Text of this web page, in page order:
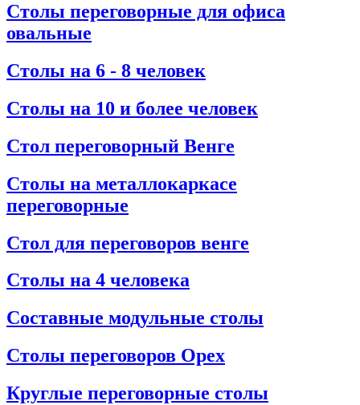
Столы переговорные для офиса
овальные
Столы на 6 - 8 человек
Столы на 10 и более человек
Стол переговорный Венге
Столы на металлокаркасе
переговорные
Стол для переговоров венге
Столы на 4 человека
Составные модульные столы
Столы переговоров Орех
Круглые переговорные столы